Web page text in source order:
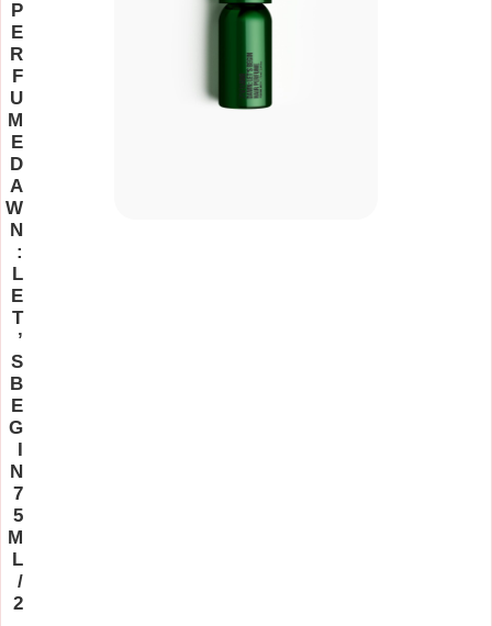
P
E
R
F
U
M
E
D
A
W
N
:
L
E
T
’
S
B
E
G
I
N
7
5
M
L
/
2